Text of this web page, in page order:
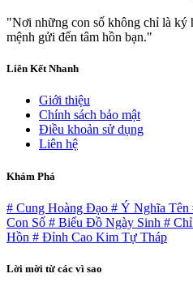
"Nơi những con số không chỉ là ký
mệnh gửi đến tâm hồn bạn."
Liên Kết Nhanh
Giới thiệu
Chính sách bảo mật
Điều khoản sử dụng
Liên hệ
Khám Phá
# Cung Hoàng Đạo # Ý Nghĩa Tên
Con Số # Biểu Đồ Ngày Sinh #
Hồn # Đỉnh Cao Kim Tự Tháp
Lời mời từ các vì sao